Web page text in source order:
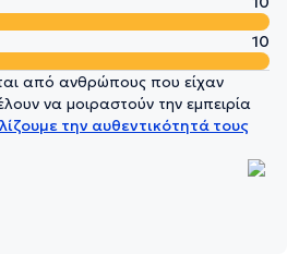
10
από ανθρώπους που είχαν
να μοιραστούν την εμπειρία
την αυθεντικότητά τους